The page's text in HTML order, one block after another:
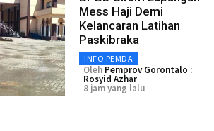
Mess Haji Demi
Kelancaran Latihan
Paskibraka
INFO PEMDA
Oleh Pemprov Gorontalo :
Rosyid Azhar
8 jam yang lalu